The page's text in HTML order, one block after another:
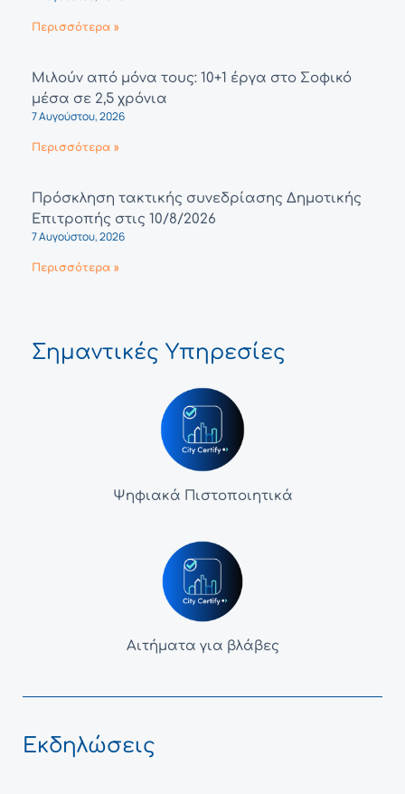
Περισσότερα »
Μιλούν από μόνα τους: 10+1 έργα στο Σοφικό
μέσα σε 2,5 χρόνια
7 Αυγούστου, 2026
Περισσότερα »
Πρόσκληση τακτικής συνεδρίασης Δημοτικής
Επιτροπής στις 10/8/2026
7 Αυγούστου, 2026
Περισσότερα »
Σημαντικές Υπηρεσίες
Ψηφιακά Πιστοποιητικά
Αιτήματα για βλάβες
Εκδηλώσεις